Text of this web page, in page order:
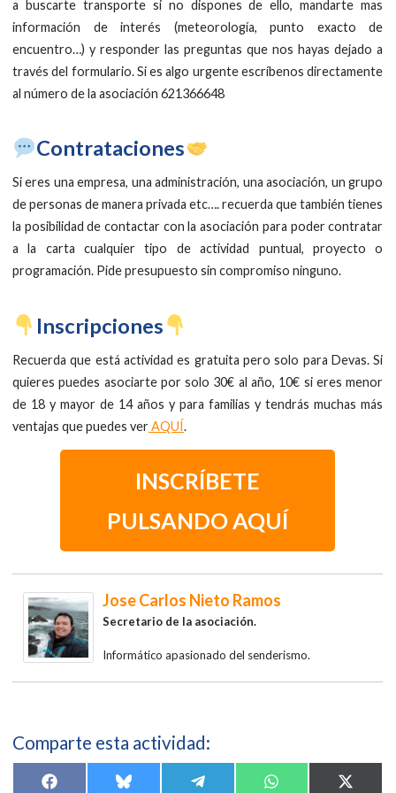
a buscarte transporte si no dispones de ello, mandarte mas
información de interés (meteorología, punto exacto de
encuentro…) y responder las preguntas que nos hayas dejado a
través del formulario. Si es algo urgente escríbenos directamente
al número de la asociación 621366648
​Contrataciones
Si eres una empresa, una administración, una asociación, un grupo
de personas de manera privada etc…. recuerda que también tienes
la posibilidad de contactar con la asociación para poder contratar
a la carta cualquier tipo de actividad puntual, proyecto o
programación. Pide presupuesto sin compromiso ninguno.
​Inscripciones
Recuerda que está actividad es gratuita pero solo para Devas. Si
quieres puedes asociarte por solo 30€ al año, 10€ si eres menor
de 18 y mayor de 14 años y para familias y tendrás muchas más
ventajas que puedes verAQUÍ.
INSCRÍBETE
PULSANDO AQUÍ
Jose Carlos Nieto Ramos
Secretario de la asociación.
Informático apasionado del senderismo.
Comparte esta actividad:
Compartir
F
Compartir
B
Compartir
Compartir